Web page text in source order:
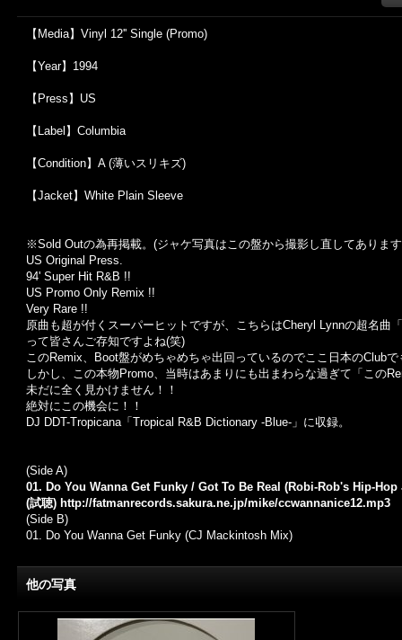
【Media】Vinyl 12'' Single (Promo)
【Year】1994
【Press】US
【Label】Columbia
【Condition】A (薄いスリキズ)
【Jacket】White Plain Sleeve
※Sold Outの為再掲載。 (ジャケ写真はこの盤から撮影し直してありま
US Original Press.
94' Super Hit R&B !!
US Promo Only Remix !!
Very Rare !!
原曲も超が付くスーパーヒットですが、こちらはCheryl Lynnの超名曲
って皆さんご存知ですよね(笑)
このRemix、Boot盤がめちゃめちゃ出回っているのでここ日本のClub
しかし、この本物Promo、当時はあまりにも出まわらな過ぎて「この
未だに全く見かけません！！
絶対にこの機会に！！
DJ DDT-Tropicana「Tropical R&B Dictionary -Blue-」に収録。
(Side A)
01. Do You Wanna Get Funky / Got To Be Real (Robi-Rob's Hip-
(試聴) http://fatmanrecords.sakura.ne.jp/mike/ccwannanice12.mp3
(Side B)
01. Do You Wanna Get Funky (CJ Mackintosh Mix)
他の写真